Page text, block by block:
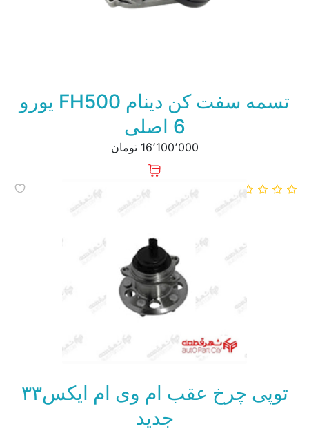
تسمه سفت کن دینام FH500 یورو
6 اصلی
16٬100٬000 تومان
توپی چرخ عقب ام وی ام ایکس۳۳
جدید